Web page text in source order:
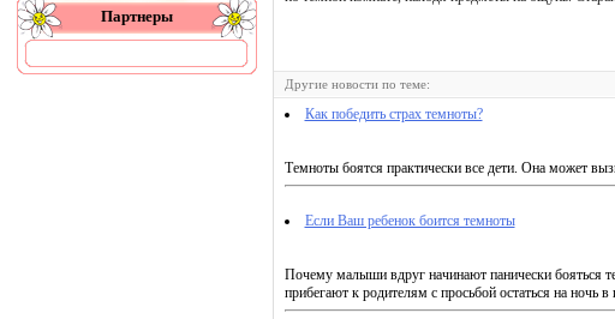
Партнеры
Другие новости по теме:
Как победить страх темноты?
Темноты боятся практически все дети. Она может
Если Ваш ребенок боится темноты
Почему малыши вдруг начинают панически бояться
прибегают к родителям с просьбой остаться на ночь